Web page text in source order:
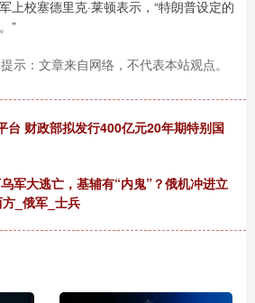
上校塞德里克·莱顿表示，“特朗普设定的
”
示：文章来自网络，不代表本站观点。
台 财政部拟发行400亿元20年期特别国
军大逃亡，基辅有“内鬼”？俄机冲进立
_俄军_士兵